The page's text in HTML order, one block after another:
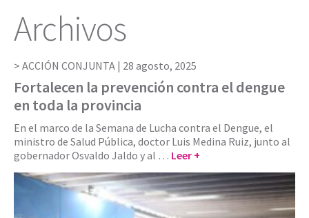
Archivos
ACCIÓN CONJUNTA | 28 agosto, 2025
Fortalecen la prevención contra el dengue
en toda la provincia
En el marco de la Semana de Lucha contra el Dengue, el
ministro de Salud Pública, doctor Luis Medina Ruiz, junto al
gobernador Osvaldo Jaldo y al … Leer +